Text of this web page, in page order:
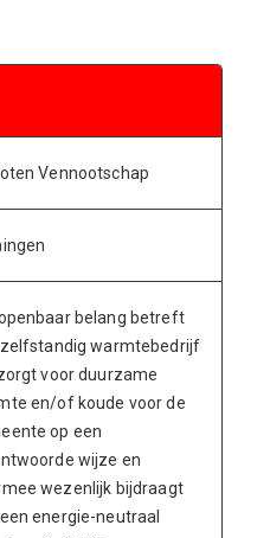
Vennootschap
belang betreft
warmtebedrijf
voor duurzame
en/of koude voor de
op een
wijze en
wezenlijk bijdraagt
energie-neutraal